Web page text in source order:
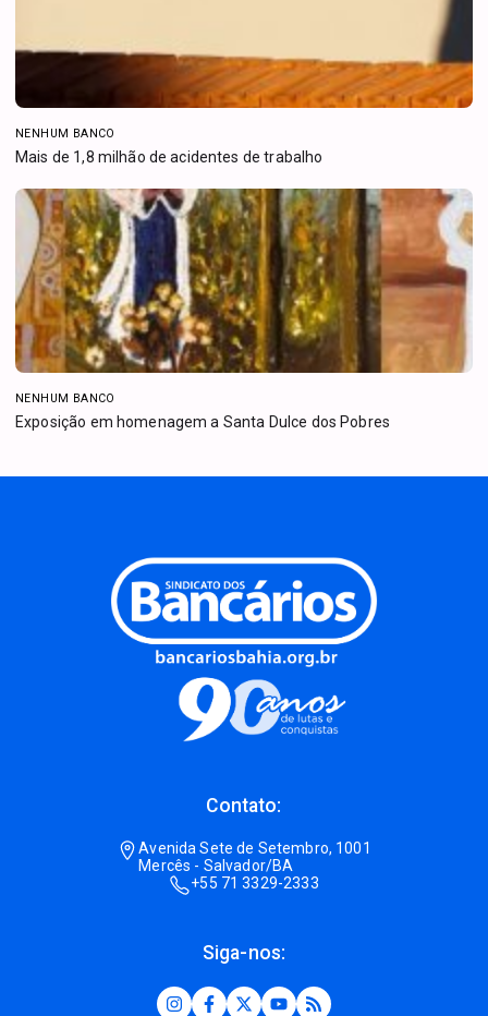
NENHUM BANCO
Mais de 1,8 milhão de acidentes de trabalho
NENHUM BANCO
Exposição em homenagem a Santa Dulce dos Pobres
Contato:
Avenida Sete de Setembro, 1001
Mercês - Salvador/BA
+55 71 3329-2333
Siga-nos: